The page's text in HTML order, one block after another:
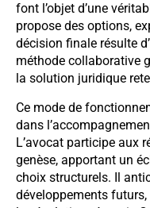
font l’objet d’une
propose des options,
décision finale résulte
méthode collaborative
la solution juridique
Ce mode de
dans
L’avocat participe aux
genèse, apportant un
choix structurels. Il
développements